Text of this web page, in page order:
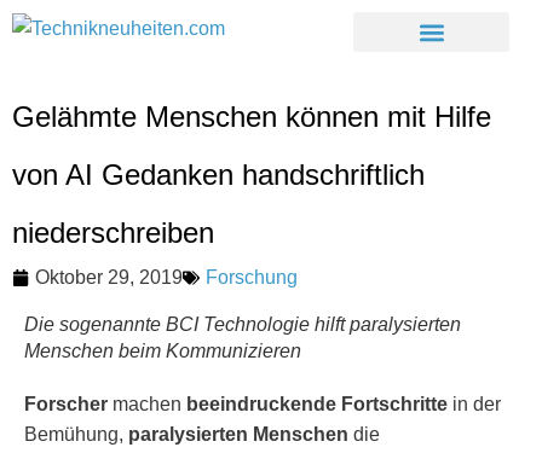
Gelähmte Menschen können mit Hilfe
von AI Gedanken handschriftlich
niederschreiben
Oktober 29, 2019 Forschung
Die sogenannte BCI Technologie hilft paralysierten
Menschen beim Kommunizieren
Forscher machen beeindruckende Fortschritte in der
Bemühung, paralysierten Menschen die